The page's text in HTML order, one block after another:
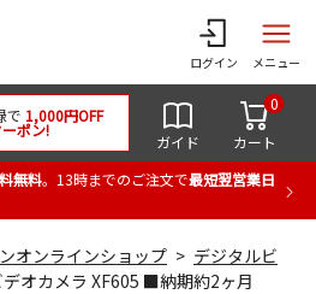
ログイン メニュー
で 1,000円OFF
ポン!
ガイド カート
0
無料。13時までのご注文で最短翌営業日
オンラインショップ
デジタルビ
デオカメラ XF605 ■納期約2ヶ月